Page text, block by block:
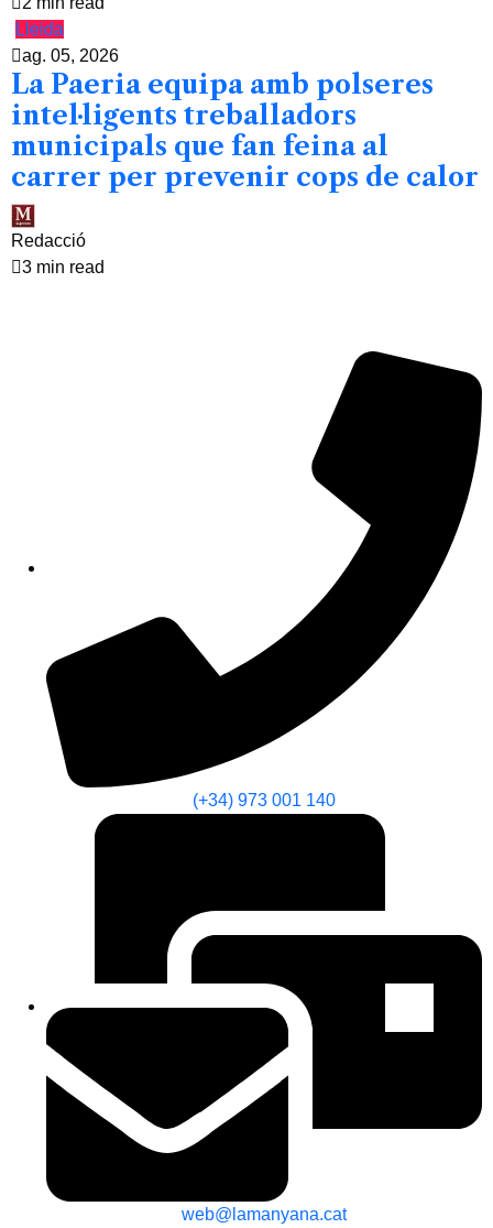
Lleida
ag. 05, 2026
La Paeria equipa amb polseres
intel·ligents treballadors
municipals que fan feina al
carrer per prevenir cops de calor
Redacció
3 min read
(+34) 973 001 140
web@lamanyana.cat